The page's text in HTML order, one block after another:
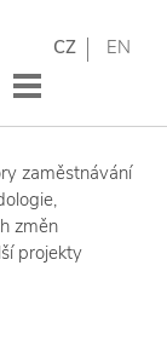
CZ EN
zaměstnávání
změn
projekty